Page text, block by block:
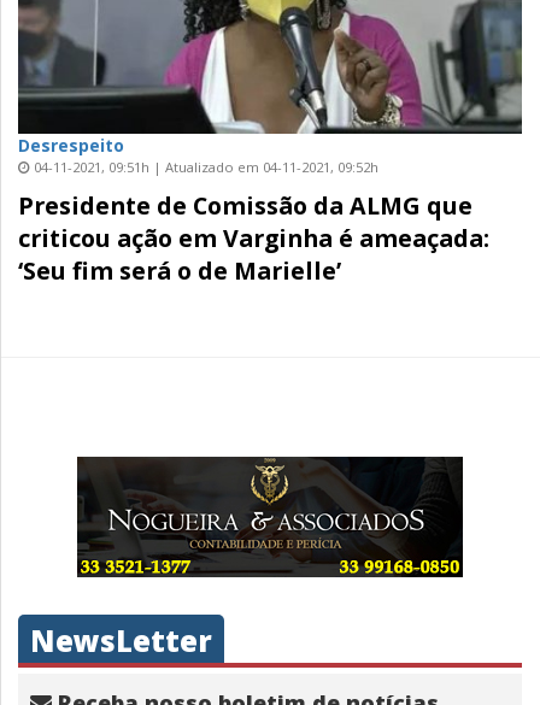
Desrespeito
04-11-2021, 09:51h | Atualizado em 04-11-2021, 09:52h
Presidente de Comissão da ALMG que
criticou ação em Varginha é ameaçada:
‘Seu fim será o de Marielle’
NewsLetter